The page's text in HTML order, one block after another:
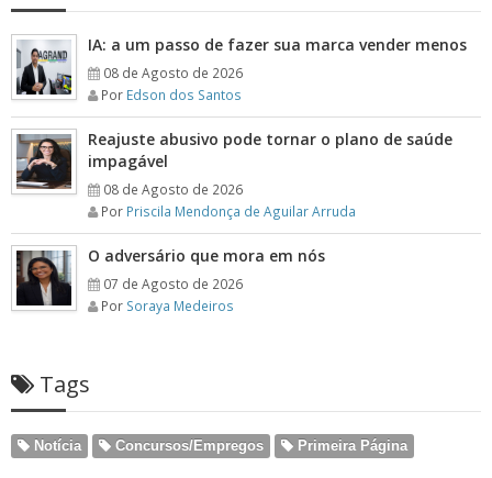
IA: a um passo de fazer sua marca vender menos
08 de Agosto de 2026
Por Edson dos Santos
Reajuste abusivo pode tornar o plano de saúde
impagável
08 de Agosto de 2026
Por Priscila Mendonça de Aguilar Arruda
O adversário que mora em nós
07 de Agosto de 2026
Por Soraya Medeiros
Tags
Notícia Concursos/Empregos Primeira Página